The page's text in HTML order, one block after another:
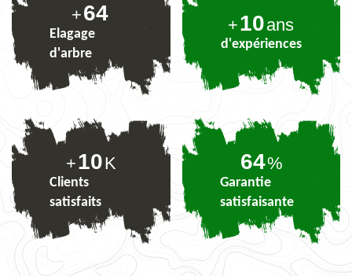
+77
Elagage
d'arbre
+10ans
d'expériences
+10K
Clients
satisfaits
77%
Garantie
satisfaisante